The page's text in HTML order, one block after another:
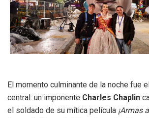
El momento culminante de la noche fue
central: un imponente Charles Chaplin
el soldado de su mítica película ¡Armas